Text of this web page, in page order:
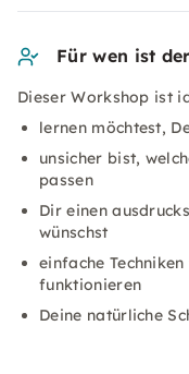
Für wen ist
Dieser Workshop ist
lernen möchtest,
unsicher bist,
passen
Dir einen
wünschst
einfache
funktionieren
Deine natürliche